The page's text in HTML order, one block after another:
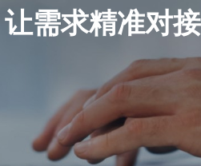
让需求精准对